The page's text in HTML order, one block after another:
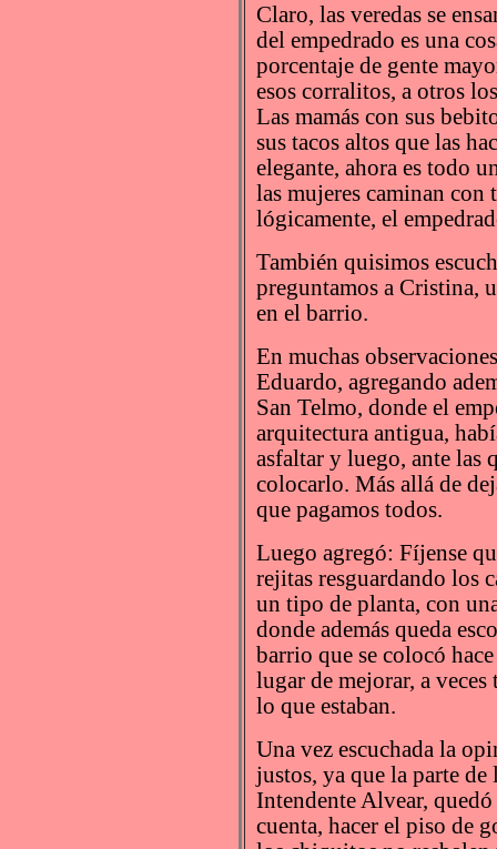
Claro, las veredas se
del empedrado es una
porcentaje de gente
esos corralitos, a otros
Las mamás con sus
sus tacos altos que las
elegante, ahora es todo
las mujeres caminan
lógicamente, el
También quisimos
preguntamos a Cristina,
en el barrio.
En muchas
Eduardo, agregando
San Telmo, donde el
arquitectura antigua,
asfaltar y luego, ante las
colocarlo. Más allá de
que pagamos todos.
Luego agregó: Fíjense
rejitas resguardando los
un tipo de planta, con
donde además queda
barrio que se colocó
lugar de mejorar, a
lo que estaban.
Una vez escuchada la
justos, ya que la parte
Intendente Alvear,
cuenta, hacer el piso de